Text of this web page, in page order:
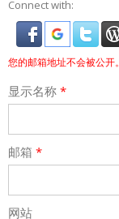
Connect with:
您的邮箱地址不会被公开。
显示名称 *
邮箱 *
网站